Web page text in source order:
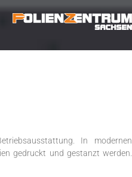
In modernen
gedruckt und gestanzt werden.